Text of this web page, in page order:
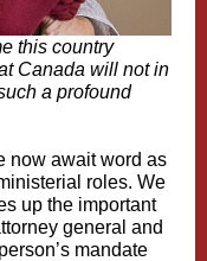
this country
Canada will not in
a profound
now await word as
roles. We
up the important
general and
mandate